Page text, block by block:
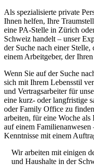
Als spezialisierte private
Ihnen helfen, Ihre
eine PA-Stelle in Zürich
Schweiz handelt – unser
der Suche nach einer
einem Arbeitgeber, der
Wenn Sie auf der Suche
sich mit Ihrem Lebensstil
und Vertragsarbeiter für
eine kurz- oder langfristige
oder Family Office zu
arbeiten, für eine Woche
auf einem
Kenntnisse mit einem
Wir arbeiten mit einigen
und Haushalte in der